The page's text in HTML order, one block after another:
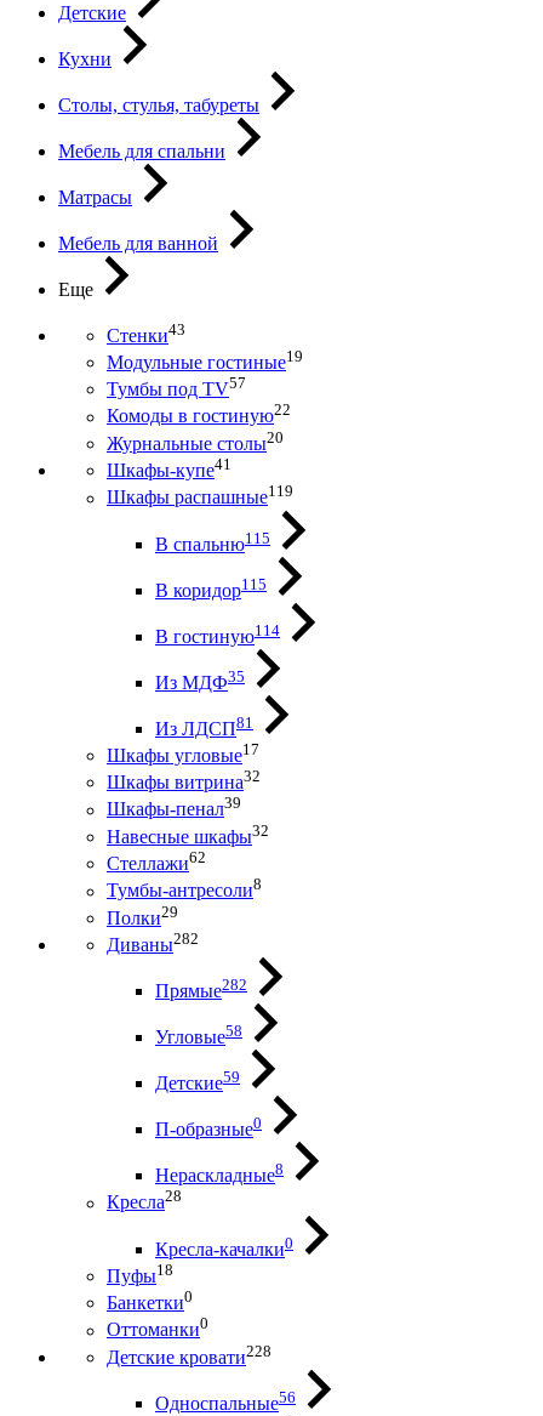
Детские
Кухни
Столы, стулья, табуреты
Мебель для спальни
Матрасы
Мебель для ванной
Еще
Стенки43
Модульные гостиные19
Тумбы под ТV57
Комоды в гостиную22
Журнальные столы20
Шкафы-купе41
Шкафы распашные119
В спальню115
В коридор115
В гостиную114
Из МДФ35
Из ЛДСП81
Шкафы угловые17
Шкафы витрина32
Шкафы-пенал39
Навесные шкафы32
Стеллажи62
Тумбы-антресоли8
Полки29
Диваны282
Прямые282
Угловые58
Детские59
П-образные0
Нераскладные8
Кресла28
Кресла-качалки0
Пуфы18
Банкетки0
Оттоманки0
Детские кровати228
Односпальные56